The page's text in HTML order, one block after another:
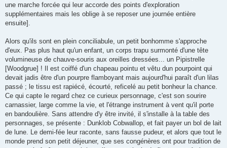
une marche forcée qui leur accorde des points d'exploration
supplémentaires mais les oblige à se reposer une journée entière
ensuite].
Alors qu'ils sont en plein conciliabule, un petit bonhomme s'approche
d'eux. Pas plus haut qu'un enfant, un corps trapu surmonté d'une tête
volumineuse de chauve-souris aux oreilles dressées... un Pipistrelle
[Woodgrue] ! Il est coiffé d'un chapeau pointu et vêtu dun pourpoint qui
devait jadis être d'un pourpre flamboyant mais aujourd'hui paraît d'un lilas
passé ; le tissu est rapiécé, écourté, reficelé au petit bonheur la chance.
Ce qui capte le regard chez ce curieux personnage, c'est son sourire
carnassier, large comme la vie, et l'étrange instrument à vent qu'il porte
en bandoulière. Sans attendre d'y être invité, il s'installe à la table des
personnages, se présente : Dunklob Cobwallop, et fait payer un bol de lait
de lune. Le demi-fée leur raconte, sans fausse pudeur, et alors que tout le
monde prend son petit déjeuner, que ses congénères ont pour tradition de